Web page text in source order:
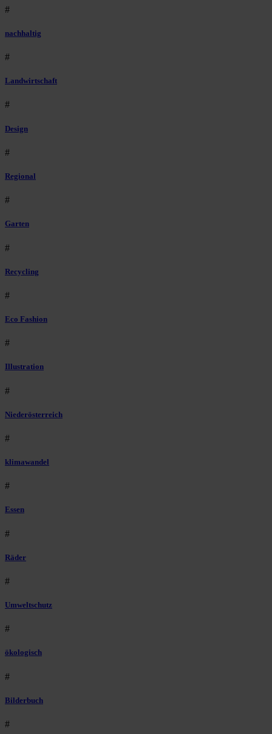
#
nachhaltig
#
Landwirtschaft
#
Design
#
Regional
#
Garten
#
Recycling
#
Eco Fashion
#
Illustration
#
Niederösterreich
#
klimawandel
#
Essen
#
Räder
#
Umweltschutz
#
ökologisch
#
Bilderbuch
#